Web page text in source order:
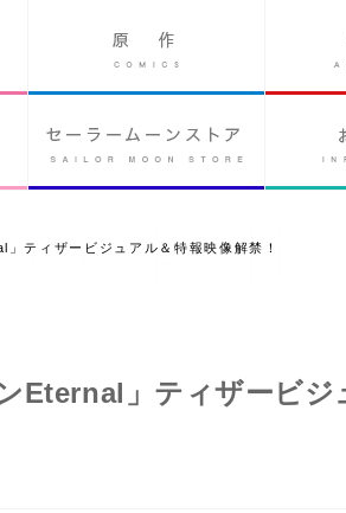
ティザービジュアル＆特報映像解禁！
Eternal」ティザービジ